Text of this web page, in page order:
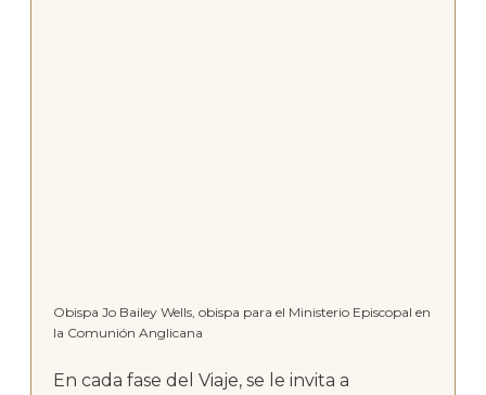
En cada fase del Viaje, se le invita a
Obispa Jo Bailey Wells, obispa para el Ministerio Episcopal en
la Comunión Anglicana